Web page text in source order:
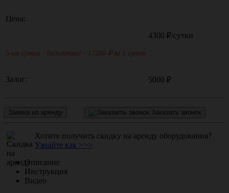
Цена:
5-ые сутки - бесплатно! - 17200 ₽ за 5 суток
4300 ₽/сутки
Залог: 5000 ₽
Заявка на аренду Заказать звонок
Хотите получить скидку на аренду оборудования?
Узнайте как >>>
Описание
Инструкция
Видео